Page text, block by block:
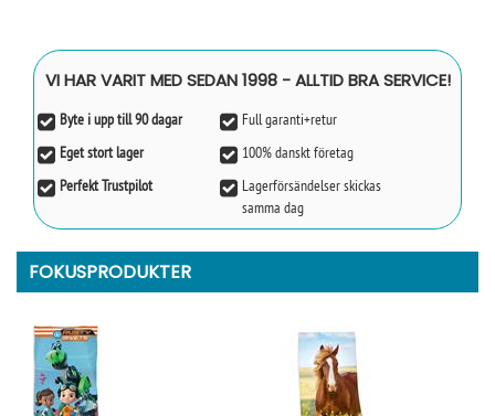
VI HAR VARIT MED SEDAN 1998 - ALLTID BRA SERVICE!
Byte i upp till 90 dagar
Full garanti+retur
Eget stort lager
100% danskt företag
Perfekt Trustpilot
Lagerförsändelser skickas
samma dag
FOKUSPRODUKTER